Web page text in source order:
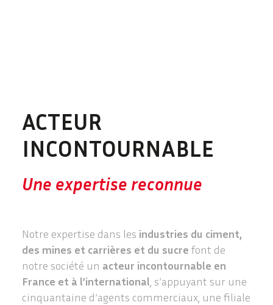
ACTEUR
INCONTOURNABLE
Une expertise reconnue
Notre expertise dans les industries du ciment,
des mines et carrières et du sucre font de
notre société un acteur incontournable en
France et à l’international , s’appuyant sur une
cinquantaine d’agents commerciaux, une filiale